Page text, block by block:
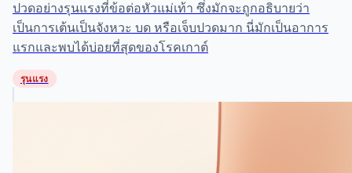
ปวดอย่างรุนแรงที่ข้อต่อหัวแม่เท้า ซึ่งมักจะถูกอธิบายว่า
เป็นการเต้นเป็นจังหวะ บด หรือเจ็บปวดมาก นี่มักเป็นอาการ
แรกและพบได้บ่อยที่สุดของโรคเกาต์
รุนแรง